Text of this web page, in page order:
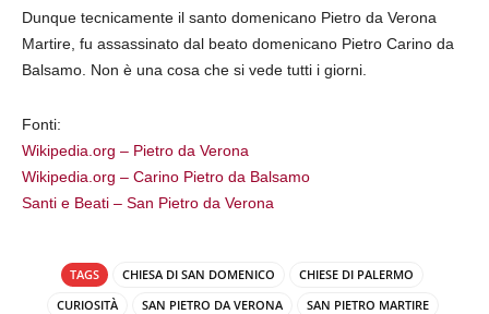
Dunque tecnicamente il santo domenicano Pietro da Verona
Martire, fu assassinato dal beato domenicano Pietro Carino da
Balsamo. Non è una cosa che si vede tutti i giorni.
Fonti:
Wikipedia.org – Pietro da Verona
Wikipedia.org – Carino Pietro da Balsamo
Santi e Beati – San Pietro da Verona
TAGS CHIESA DI SAN DOMENICO
CHIESE DI PALERMO
CURIOSITÀ
SAN PIETRO DA VERONA
SAN PIETRO MARTIRE